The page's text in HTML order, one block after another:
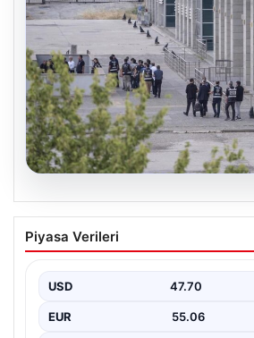
Etimesgut Belediyesi’nde
Soruşturma ve Uyuşturucu
Son günlerde yayılan haberler,
seriyor. Soruşturma kapsamında,…
Piyasa Verileri
USD 47.70
EUR 55.06